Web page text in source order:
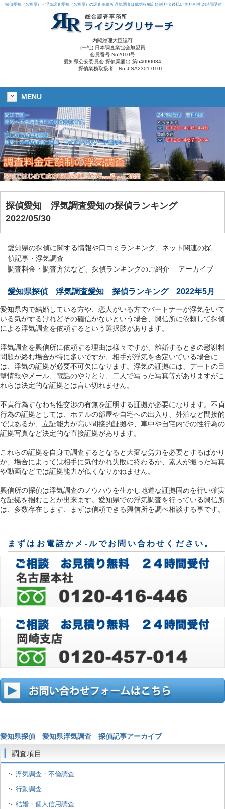
探偵愛知（名古屋）・浮気調査愛知（名古屋）の調査事務所 浮気調査は成功報酬定額制 料金後払い 無料相談 24時間受付
内閣総理大臣認可
(一社) 日本調査業協会加盟員
会員番号 No2010号
愛知県公安委員会 探偵業届出 第54090084
探偵業務取扱者 No.JISA2301-0101
MENU
探偵愛知 浮気調査愛知の探偵ランキング
2022/05/30
愛知県の探偵に関する情報や口コミランキング、ネット関連の探
偵記事・浮気調査
調査料金・調査方法など、探偵ランキングのご紹介 アーカイブ
愛知県探偵 浮気調査愛知 探偵ランキング 2022年5月
愛知県内で結婚している方や、恋人がいる方でパートナーが浮気をいて
いる気がするけれどその確信がないという場合、興信所に依頼して探偵
による浮気調査を依頼するという選択肢があります。
浮気調査を興信所に依頼する理由は様々ですが、離婚するときの慰謝料
問題が絡む場合が特に多いですが、相手が浮気を否定いている場合に
は、浮気の証拠が必要不可欠になります。浮気の証拠には、デートの目
撃情報やメール、電話のやりとり、二人で写った写真等がありますがこ
れらは決定的な証拠とは言い切れません。
不貞行為すなわち性交渉の有無を証明する証拠が必要になります。不貞
行為の証拠としては、ホテルの部屋や自宅への出入り、外泊など間接的
ではあるが、立証能力が高い間接的証拠や、車中や自宅内での性行為の
証拠写真など決定的な直接証拠があります。
これらの証拠を自身で調査するとなると大変な労力を必要とするばかり
か、場合によっては相手に気付かれ失敗に終わるか、素人が撮った写真
や動画などでは証拠能力が低くなりかねません。
興信所の探偵は浮気調査のノウハウを生かし地道な証拠固めを行い確実
な証拠を掴むことが出来ます。愛知県での浮気調査を行っている興信所
は、多数存在します、まずは信頼できる興信所を調べ相談する事です。
まずはお電話かメ-ルでお問い合わせください。
愛知県探偵 愛知県浮気調査 探偵記事アーカイブ
調査項目
浮気調査・不倫調査
行動調査
結婚・個人信用調査